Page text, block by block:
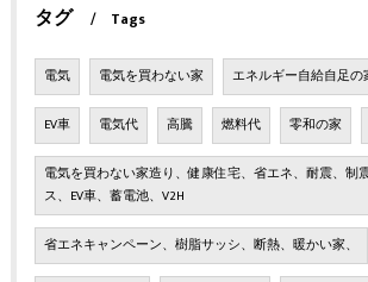
タグ Tags
電気 電気を買わない家 エネルギー自給自足の
EV車 電気代 高騰 燃料代 零和の家
電気を買わない家造り、健康住宅、省エネ、耐震、制
ス、EV車、蓄電池、V2H
省エネキャンペーン、樹脂サッシ、断熱、暖かい家、